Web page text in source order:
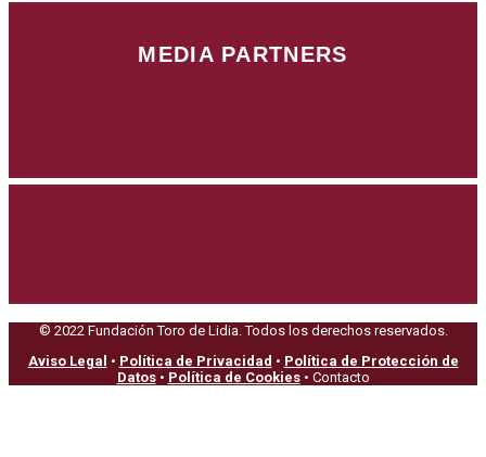
MEDIA PARTNERS
© 2022 Fundación Toro de Lidia. Todos los derechos reservados.
Aviso Legal • Política de Privacidad • Política de Protección de
Datos• Política de Cookies• Contacto